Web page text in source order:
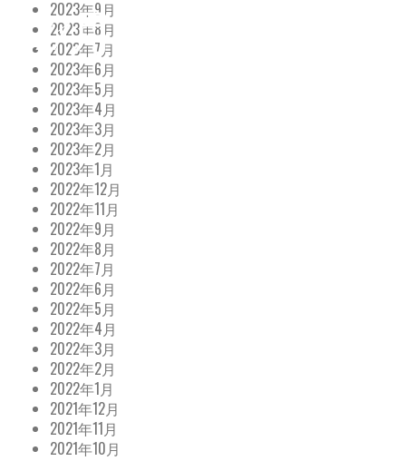
11月の催事情報
2023年9月
2023年8月
2023年7月
2023年6月
2023年5月
2023年4月
2023年3月
2023年2月
2023年1月
2022年12月
2022年11月
2022年9月
2022年8月
2022年7月
2022年6月
2022年5月
2022年4月
2022年3月
2022年2月
2022年1月
2021年12月
2021年11月
2021年10月